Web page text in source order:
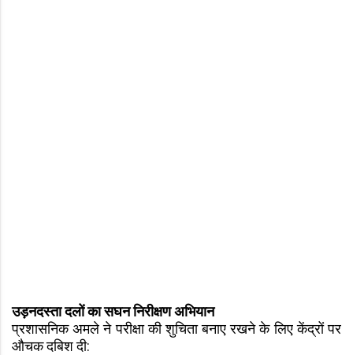
उड़नदस्ता दलों का सघन निरीक्षण अभियान
प्रशासनिक अमले ने परीक्षा की शुचिता बनाए रखने के लिए केंद्रों पर
औचक दबिश दी: